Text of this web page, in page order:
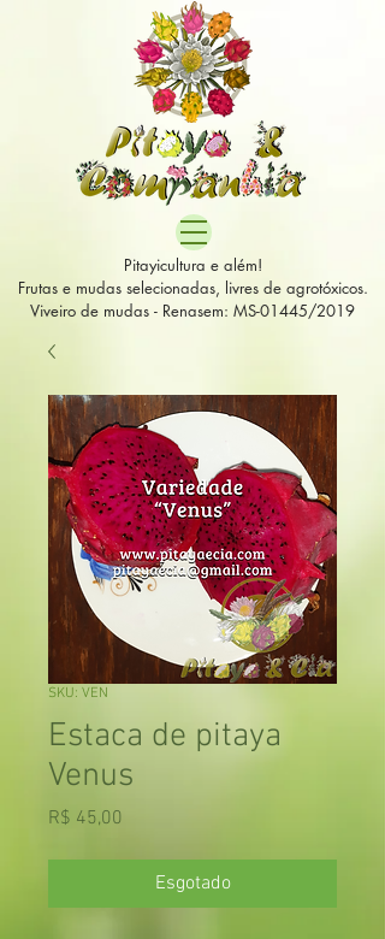
Pitayicultura e além!
Frutas e mudas selecionadas, livres de agrotóxicos.
Viveiro de mudas - Renasem: MS-01445/2019
SKU: VEN
Estaca de pitaya
Venus
R$ 45,00
Esgotado